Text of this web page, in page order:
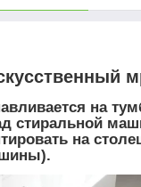
на
стиральной
на